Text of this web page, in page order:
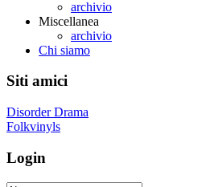
archivio
Miscellanea
archivio
Chi siamo
Siti amici
Disorder Drama
Folkvinyls
Login